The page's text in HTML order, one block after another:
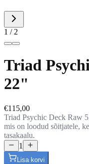
1 / 2
Triad
22"
€115,00
Triad Psychic Deck Raw
mis on loodud sõitjatele,
tasakaalu.
1
Lisa korvi